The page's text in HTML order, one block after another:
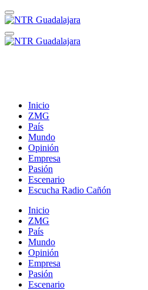
Inicio
ZMG
País
Mundo
Opinión
Empresa
Pasión
Escenario
Escucha Radio Cañón
Inicio
ZMG
País
Mundo
Opinión
Empresa
Pasión
Escenario